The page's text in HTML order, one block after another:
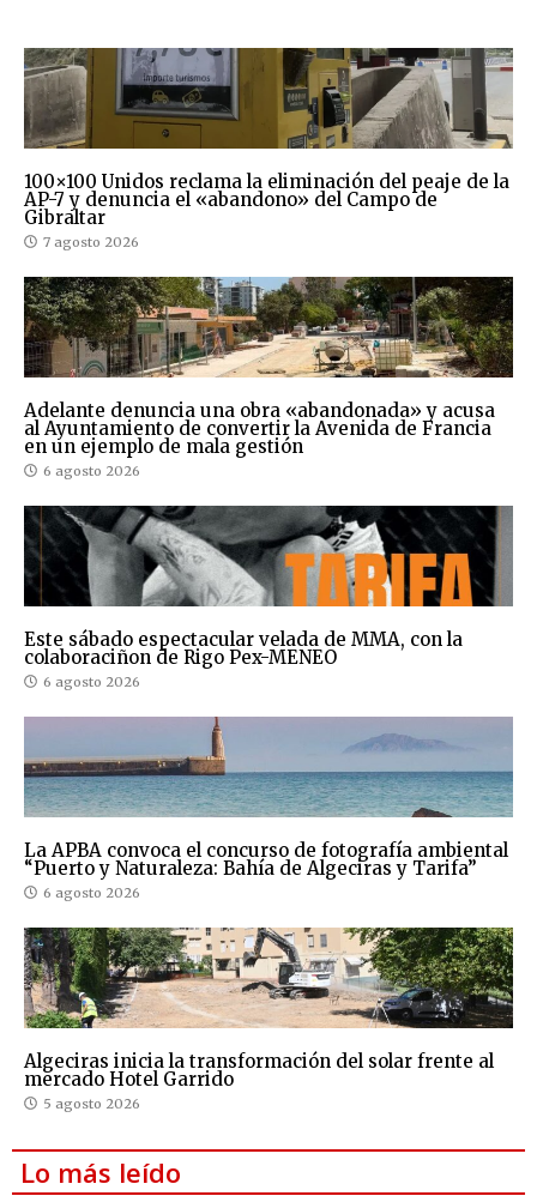
100×100 Unidos reclama la eliminación del peaje de la
AP-7 y denuncia el «abandono» del Campo de
Gibraltar
7 agosto 2026
Adelante denuncia una obra «abandonada» y acusa
al Ayuntamiento de convertir la Avenida de Francia
en un ejemplo de mala gestión
6 agosto 2026
Este sábado espectacular velada de MMA, con la
colaboraciñon de Rigo Pex-MENEO
6 agosto 2026
La APBA convoca el concurso de fotografía ambiental
“Puerto y Naturaleza: Bahía de Algeciras y Tarifa”
6 agosto 2026
Algeciras inicia la transformación del solar frente al
mercado Hotel Garrido
5 agosto 2026
Lo más leído